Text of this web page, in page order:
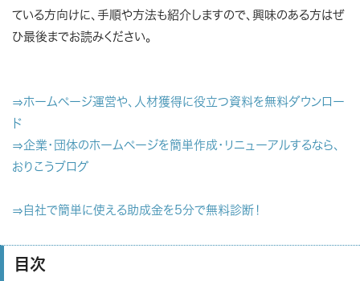
ている方向けに、手順や方法も紹介しますので、興味のある方はぜ
ひ最後までお読みください。
⇒ホームページ運営や、人材獲得に役立つ資料を無料ダウンロー
ド
⇒企業・団体のホームページを簡単作成・リニューアルするなら、
おりこうブログ
⇒自社で簡単に使える助成金を5分で無料診断！
目次